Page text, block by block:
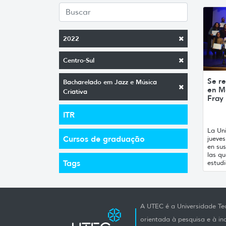
2022
Centro-Sul
Bacharelado em Jazz e Música
Criativa
ITR
Cursos de graduação
Tags
Se
en
Fray
La
en
las
A UTEC é a Universidade
orientada à pesquisa e à